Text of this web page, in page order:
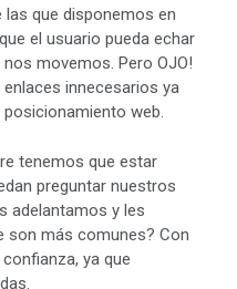
que disponemos en
el usuario pueda echar
movemos. Pero OJO!
innecesarios ya
web.
tenemos que estar
preguntar nuestros
adelantamos y les
son más comunes? Con
ya que